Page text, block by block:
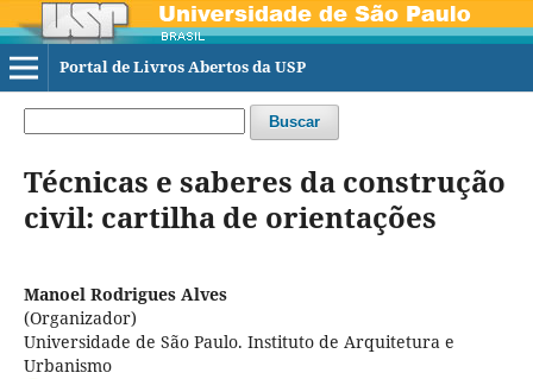
Portal de Livros Abertos da USP
Buscar
Técnicas e saberes da construção
civil: cartilha de orientações
Manoel Rodrigues Alves
(Organizador)
Universidade de São Paulo. Instituto de Arquitetura e
Urbanismo